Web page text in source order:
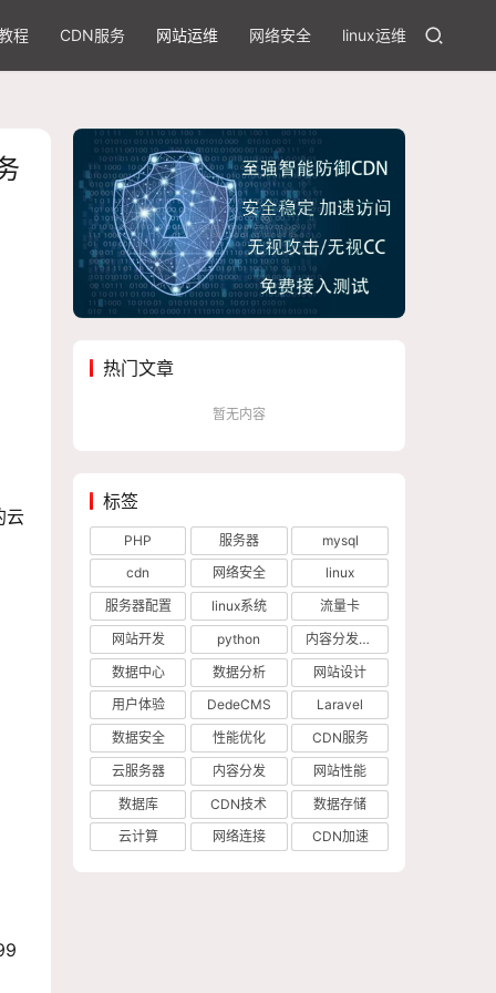
程 CDN服务 网站运维 网络安全 linux运维
云
热门文章
暂无内容
标签
PHP 服务器
mysql
cdn
网络安全
linux
服务器配置
linux系统
流量卡
网站开发
python
内容分发网络
数据中心
数据分析
网站设计
用户体验
DedeCMS
Laravel
数据安全
性能优化
CDN服务
云服务器
内容分发
网站性能
数据库
CDN技术
数据存储
云计算
网络连接 CDN加速